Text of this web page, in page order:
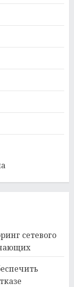
сетевого